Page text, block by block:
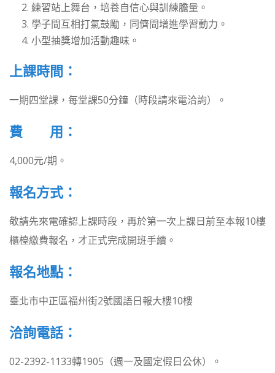
練習站上舞台，培養自信心與訓練膽量。
學子間互相打氣鼓勵，同儕間增進學習動力。
小型抽獎增加活動趣味。
上課時間：
一期四堂課，每堂課50分鐘（時段請來電洽詢）。
費 用：
4,000元/期。
報名方式：
敬請先來電確認上課時段，再於第一次上課日前至本報10樓
櫃檯繳費報名，才正式完成開班手續。
報名地點：
臺北市中正區福州街2號國語日報大樓10樓
洽詢電話：
02-2392-1133轉1905（週一及國定假日公休）。